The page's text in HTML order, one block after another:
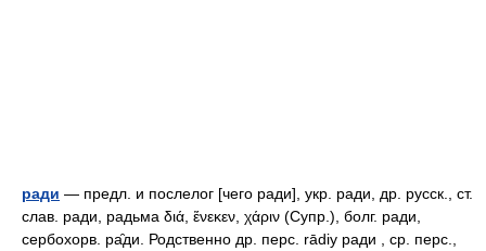
ради — предл. и послелог [чего ради], укр. ради, др. русск., ст.
слав. ради, радьма διά, ἕνεκεν, χάριν (Супр.), болг. ради,
сербохорв. ра̑ди. Родственно др. перс. rādiу ради , ср. перс.,